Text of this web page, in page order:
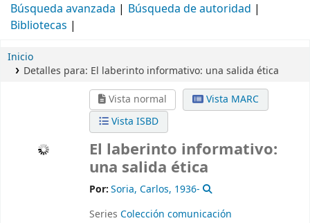
Búsqueda avanzada
Búsqueda de autoridad
Bibliotecas
Inicio
Detalles para: El laberinto informativo: una salida ética
Vista normal
Vista MARC
Vista ISBD
El laberinto informativo:
una salida ética
Por:Soria, Carlos, 1936-
Series Colección comunicación